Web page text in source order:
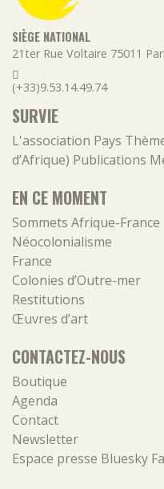
SIÈGE NATIONAL
21ter Rue Voltaire 75011
(+33)9.53.14.49.74
SURVIE
L'association Pays
d’Afrique) Publications
EN CE MOMENT
Sommets Afrique-France
Néocolonialisme
France
Colonies d’Outre-mer
Restitutions
Œuvres d’art
CONTACTEZ-NOUS
Boutique
Agenda
Contact
Newsletter
Espace presse Bluesky